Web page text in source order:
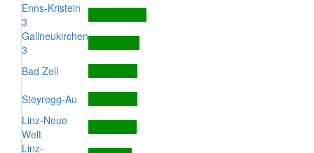
Enns-Kristein
3
Gallneukirchen
3
Bad Zell
Steyregg-Au
Linz-Neue
Welt
Linz-